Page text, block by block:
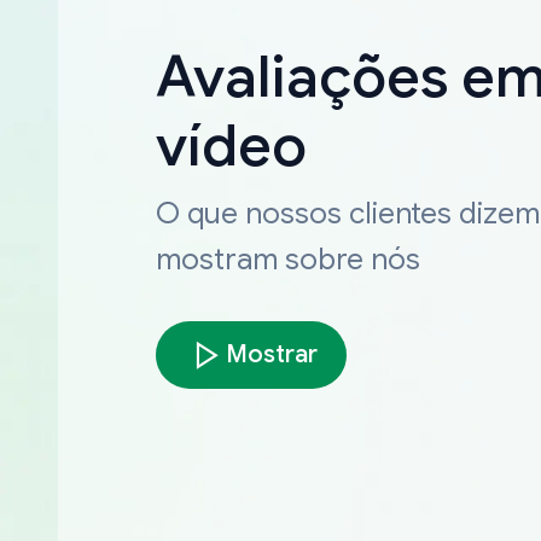
Avaliações
vídeo
O que nossos clientes
mostram sobre nós
Mostrar